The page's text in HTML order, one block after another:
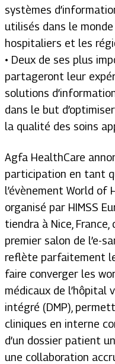
systèmes
utilisés dans le
hospitaliers et les
• Deux de ses plus
partageront leur
solutions
dans le but
la qualité des soins
Agfa HealthCare
participation en tant
l’évènement World of
organisé par HIMSS
tiendra à Nice,
premier salon de l’e-
reflète parfaitement
faire converger les
médicaux de l’hôpital
intégré (DMP),
cliniques en interne
d’un dossier patient
une collaboration